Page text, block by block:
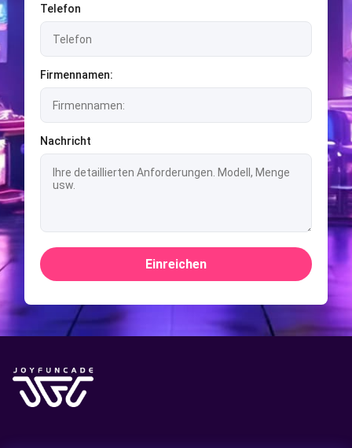
Telefon
Firmennamen:
Nachricht
Einreichen